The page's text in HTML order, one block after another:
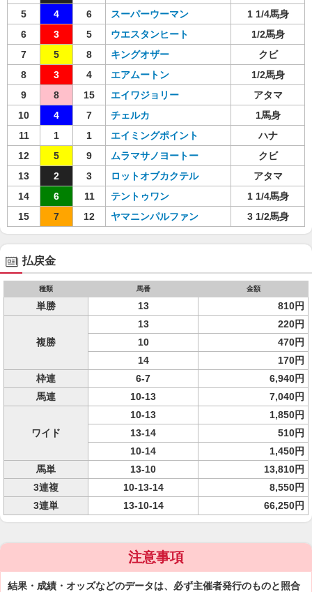
5
4 6 スーパーウーマン
1 1/4馬身
6
3 5 ウエスタンヒート
1/2馬身
7
5 8 キングオザー
クビ
8
3 4 エアムートン
1/2馬身
9
8 15 エイワジョリー
アタマ
10
4 7 チェルカ
1馬身
11
1 1 エイミングポイント
ハナ
12
5 9 ムラマサノヨートー
クビ
13
2 3 ロットオブカクテル
アタマ
14
6 11 テントゥワン
1 1/4馬身
15
7 12 ヤマニンパルファン 3 1/2馬身
払戻金
種類 馬番 金額
単勝 13 810円
複勝
13
220円
10
470円
14
170円
枠連
6-7
6,940円
馬連
10-13 7,040円
ワイド
10-13
1,850円
13-14
510円
10-14
1,450円
馬単
13-10
13,810円
3連複
10-13-14
8,550円
3連単
13-10-14 66,250円
注意事項
結果・成績・オッズなどのデータは、必ず主催者発行のものと照合